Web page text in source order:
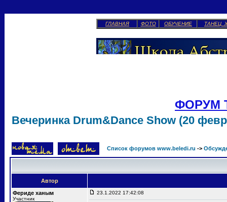
ГЛАВНАЯ ФОТО ОБУЧЕНИЕ ТАНЕЦ
ФОРУМ
Вечеринка Drum&Dance Show (20
Список форумов www.beledi.ru ->
Автор
Фериде ханым
Участник
23.1.2022 17:42:08